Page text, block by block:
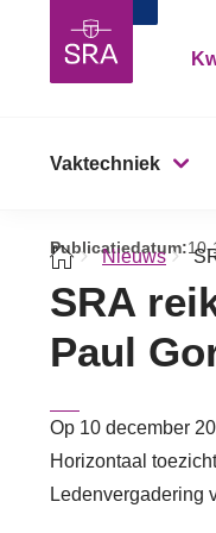
Vaktechniek
Nieuws
Publicatiedatum:10-
SRA
Paul
Op 10 december
Horizontaal
Ledenvergadering